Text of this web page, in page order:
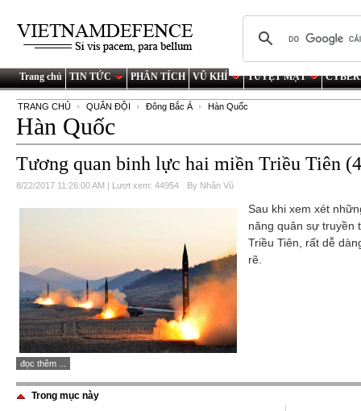
Trang chủ TIN TỨC PHÂN TÍCH VŨ KHÍ TUYỆT MẬT
TRANG CHỦ QUÂN ĐỘI Đông Bắc Á Hàn Quốc
Hàn Quốc
Tương quan binh lực hai miền Triều Tiên
8/22/2017 11:26:00 AM | Lượt xem: 44954 By Nhân Vũ
Sau khi xem xét
năng quân sự truyền
Triều Tiên, rất dễ
rẽ.
đọc thêm ...
Trong mục này